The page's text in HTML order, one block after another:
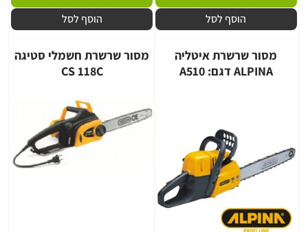
הוסף לסל
הוסף לסל
מסור שרשרת איטליה
ALPINA דגם: A510
מסור שרשרת חשמלי סטיגה
CS 118C